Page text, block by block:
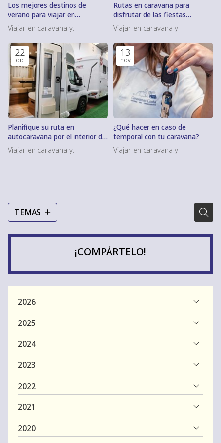
TEMAS
Los mejores destinos de
verano para viajar en
autocaravana en España
Viajar en caravana y
Rutas en caravana para
disfrutar de las fiestas
gastronómicas de Galicia
Viajar en caravana y
22
dic
Planifique su ruta en
autocaravana por el interior de
Galicia
Viajar en caravana y
13
nov
¿Qué hacer en caso de
temporal con tu caravana?
Viajar en caravana y
¡COMPÁRTELO!
2026
2025
2024
2023
2022
2021
2020